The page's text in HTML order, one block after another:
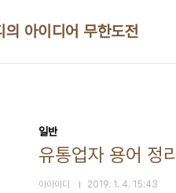
아이디어 무한도전
일반
유통업자 용어 정리
아아이디 2019. 1. 4. 15:43